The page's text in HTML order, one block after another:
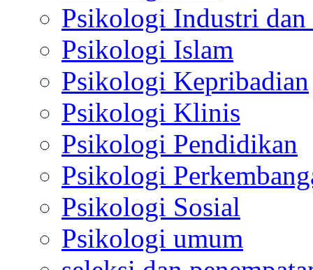
Psikologi Industri dan
Psikologi Islam
Psikologi Kepribadian
Psikologi Klinis
Psikologi Pendidikan
Psikologi
Psikologi Sosial
Psikologi umum